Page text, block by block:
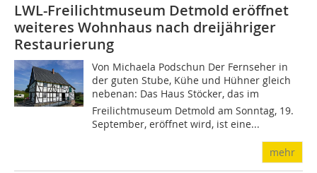
LWL-Freilichtmuseum Detmold eröffnet
weiteres Wohnhaus nach dreijähriger
Restaurierung
Von Michaela Podschun Der Fernseher in
der guten Stube, Kühe und Hühner gleich
nebenan: Das Haus Stöcker, das im
Freilichtmuseum Detmold am Sonntag, 19.
September, eröffnet wird, ist eine...
mehr